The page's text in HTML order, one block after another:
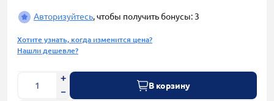
Авторизуйтесь, чтобы получить бонусы: 3
Хотите узнать, когда изменится цена?
Нашли дешевле?
В корзину